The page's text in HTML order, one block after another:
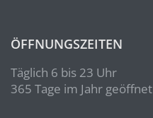
ÖFFNUNGSZEITEN
Täglich 6 bis 23 Uhr
365 Tage im Jahr geöffnet